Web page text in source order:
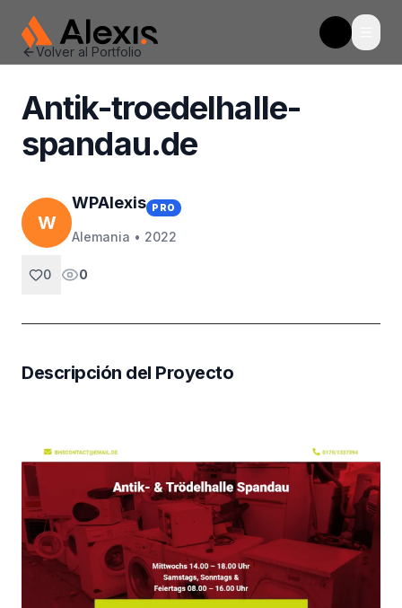
WpAlexis Toggle
Volver al Portfolio
Antik-troedelhalle-
spandau.de
W
WPAlexis PRO
Alemania • 2022
0 0
Descripción del Proyecto